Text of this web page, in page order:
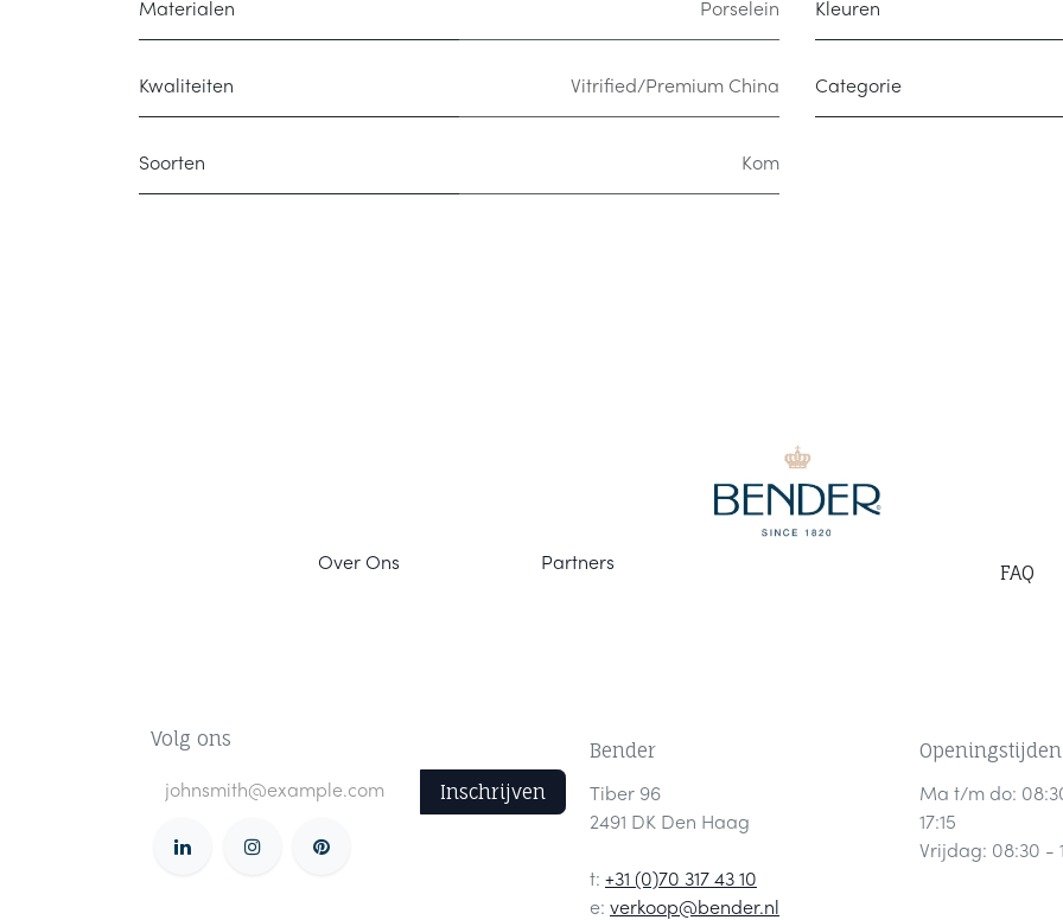
Materialen Porselein Kleuren
Kwaliteiten Vitrified/Premium China Categorie
Soorten Kom
Volg ons
Inschrijven
Bender
Tiber 96
2491 DK Den Haag
t: +31 (0)70 317 43 10
e: verkoop@bender.nl
Openingstijden
Ma t/m do:
17:15
Vrijdag: 08:30 -
Partners
Over Ons FAQ